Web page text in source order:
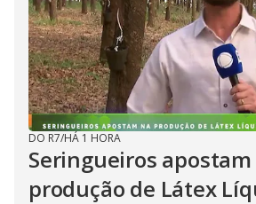
DO R7/HÁ 1 HORA
Seringueiros apostam
produção de Látex